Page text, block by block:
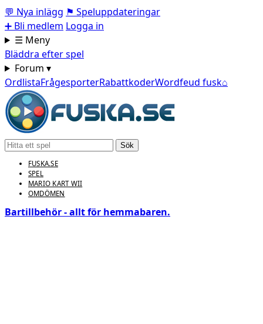
💬 Nya inlägg ⚑ Speluppdateringar
➕ Bli medlem Logga in
☰ Meny
Bläddra efter spel
Forum ▾
OrdlistaFrågesporterRabattkoderWordfeud fusk⌂
Sök
FUSKA.SE
SPEL
MARIO KART WII
OMDÖMEN
Bartillbehör - allt för hemmabaren.